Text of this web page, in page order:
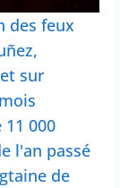
des feux
sur
000
l'an passé
de